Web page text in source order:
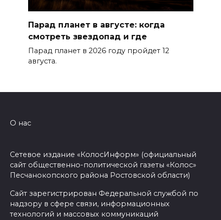
Парад планет в августе: когда
смотреть звездопад и где
Парад планет в 2026 году пройдет 12
августа.
О нас
Сетевое издание «КолосИнформ» (официальный
сайт общественно-политической газеты «Колос»
Песчанокопского района Ростовской области)
Сайт зарегистрирован Федеральной службой по
надзору в сфере связи, информационных
технологий и массовых коммуникаций